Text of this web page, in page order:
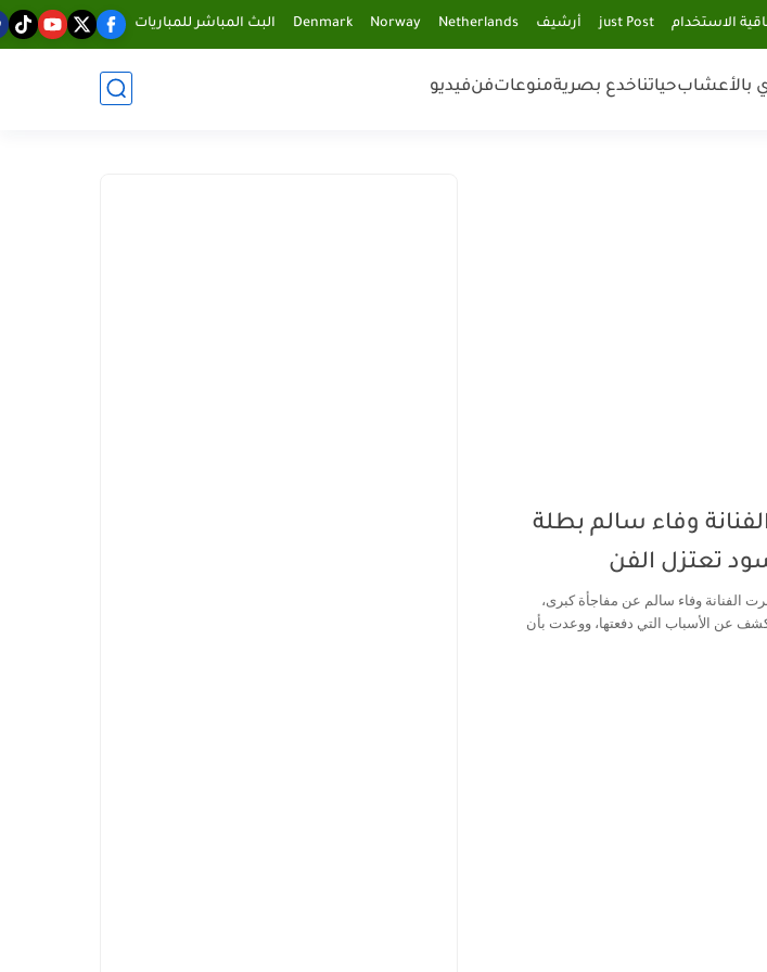
الاستخدام just Post أرشيف Netherlands
Norway
Denmark البث المباشر للمباريات
بالأعشابحياتناخدع بصريةمنوعاتفنفيديو
وفاء سالم بطلة
تعتزل الفن
الفنانة وفاء سالم عن مفاجأة كبرى،
عن الأسباب التي دفعتها، ووعدت بأن